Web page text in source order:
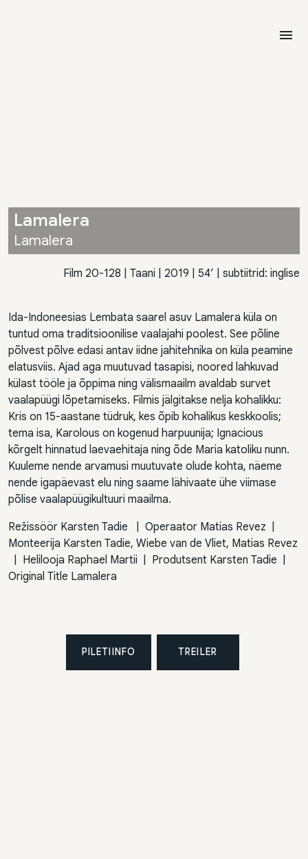
menu
Lamalera
Lamalera
Film 20-128 Taani | 2019 | 54’ | subtiitrid: inglise
Ida-Indoneesias Lembata saarel asuv Lamalera küla on
tuntud oma traditsioonilise vaalajahi poolest. See põline
põlvest põlve edasi antav iidne jahitehnika on küla peamine
elatusviis. Ajad aga muutuvad tasapisi, noored lahkuvad
külast tööle ja õppima ning välismaailm avaldab survet
vaalapüügi lõpetamiseks. Filmis jälgitakse nelja kohalikku:
Kris on 15-aastane tüdruk, kes õpib kohalikus keskkoolis;
tema isa, Karolous on kogenud harpuunija; Ignacious
kõrgelt hinnatud laevaehitaja ning õde Maria katoliku nunn.
Kuuleme nende arvamusi muutuvate olude kohta, näeme
nende igapäevast elu ning saame lähivaate ühe viimase
põlise vaalapüügikultuuri maailma.
Režissöör Karsten Tadie Operaator Matias Revez
Monteerija Karsten Tadie, Wiebe van de Vliet, Matias Revez
Helilooja Raphael Martii Produtsent Karsten Tadie
Original Title Lamalera
PILETIINFO TREILER